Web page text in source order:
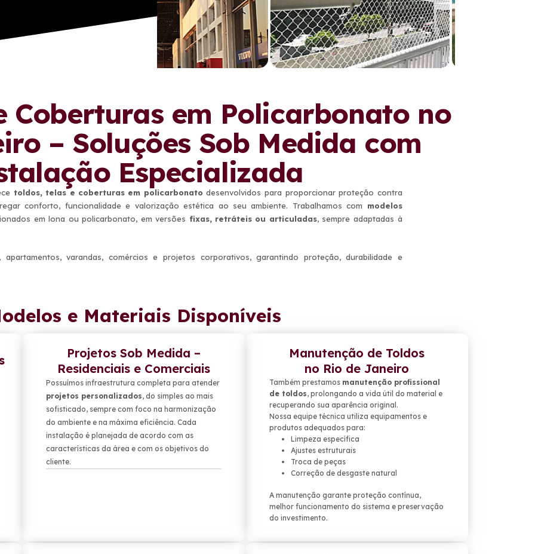
Coberturas em Policarbonato no
– Soluções Sob Medida com
Especializada
toldos, telas e coberturas em policarbonato desenvolvidos para proporcionar proteção contra
conforto, funcionalidade e valorização estética ao seu ambiente. Trabalhamos com modelos
em lona ou policarbonato, em versões fixas, retráteis ou articuladas, sempre adaptadas à
apartamentos, varandas, comércios e projetos corporativos, garantindo proteção, durabilidade e
e Materiais Disponíveis
Projetos Sob Medida –
Residenciais e Comerciais
Possuímos infraestrutura completa para atender
projetos personalizados, do simples ao mais
sofisticado, sempre com foco na harmonização
do ambiente e na máxima eficiência. Cada
instalação é planejada de acordo com as
características da área e com os objetivos do
cliente.
Manutenção de Toldos
no Rio de Janeiro
Também prestamos manutenção profissional
de toldos, prolongando a vida útil do material e
recuperando sua aparência original.
Nossa equipe técnica utiliza equipamentos e
produtos adequados para:
Limpeza específica
Ajustes estruturais
Troca de peças
Correção de desgaste natural
A manutenção garante proteção contínua,
melhor funcionamento do sistema e preservação
do investimento.